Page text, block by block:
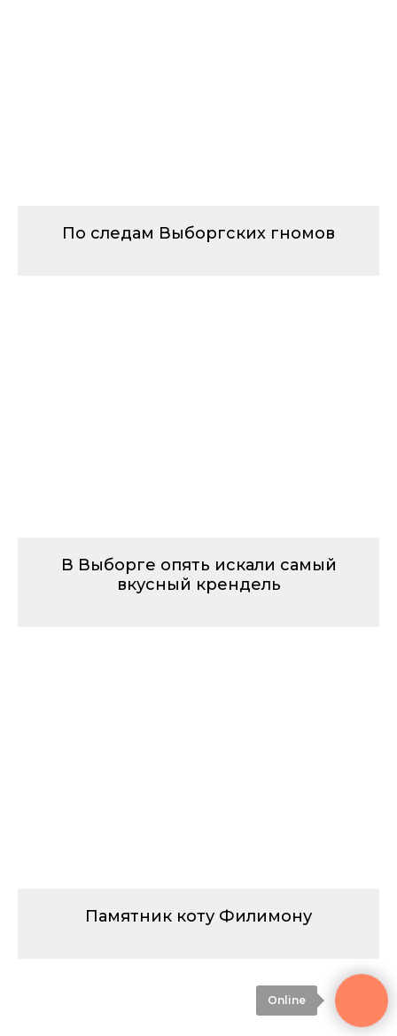
По следам Выборгских гномов
В Выборге опять искали самый
вкусный крендель
Памятник коту Филимону
Online